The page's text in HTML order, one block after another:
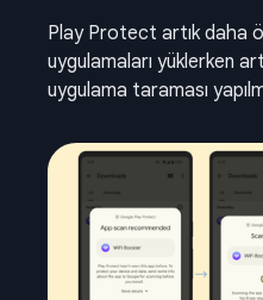
Play Protect artık daha
uygulamaları yüklerken
uygulama taraması